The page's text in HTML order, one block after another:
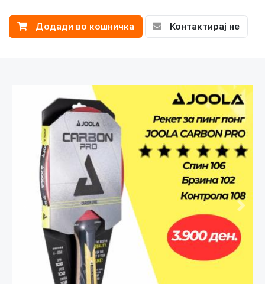
Додади во кошничка Контактирај не
Претходно